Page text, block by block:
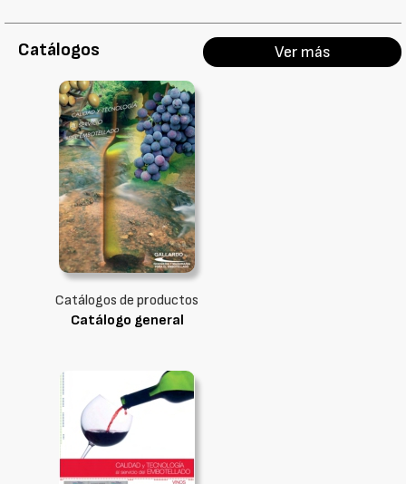
Catálogos Ver más
Catálogos de productos
Catálogo general